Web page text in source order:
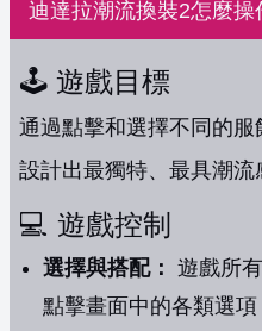
迪達拉潮流換裝2怎麼操
🕹️ 遊戲目標
通過點擊和選擇不同的
設計出最獨特、最具潮流
💻 遊戲控制
選擇與搭配： 遊戲所
點擊畫面中的各類選